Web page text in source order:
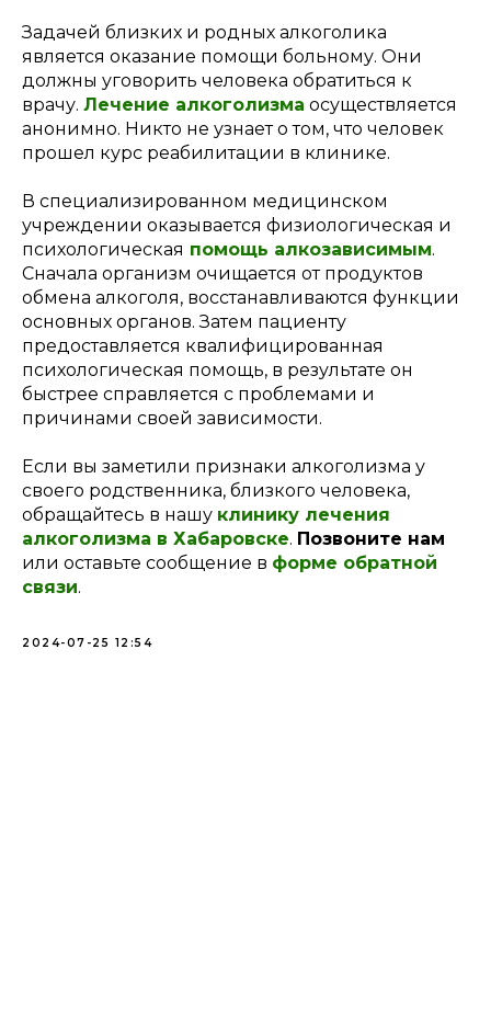
Задачей близких и родных алкоголика
является оказание помощи больному. Они
должны уговорить человека обратиться к
врачу. Лечение алкоголизма осуществляется
анонимно. Никто не узнает о том, что человек
прошел курс реабилитации в клинике.
В специализированном медицинском
учреждении оказывается физиологическая и
психологическая помощь алкозависимым.
Сначала организм очищается от продуктов
обмена алкоголя, восстанавливаются функции
основных органов. Затем пациенту
предоставляется квалифицированная
психологическая помощь, в результате он
быстрее справляется с проблемами и
причинами своей зависимости.
Если вы заметили признаки алкоголизма у
своего родственника, близкого человека,
обращайтесь в нашу клинику лечения
алкоголизма в Хабаровске. Позвоните нам
или оставьте сообщение в форме обратной
связи.
2024-07-25 12:54